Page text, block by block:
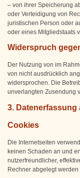
– von ihrer Speicherung
oder Verteidigung von
juristischen Person oder
oder eines Mitgliedstaats
Widerspruch
Der Nutzung von im
von nicht ausdrücklich
widersprochen. Die
unverlangten Zusendung
3. Datenerfassung
Cookies
Die Internetseiten
keinen Schaden an und
nutzerfreundlicher,
Rechner abgelegt